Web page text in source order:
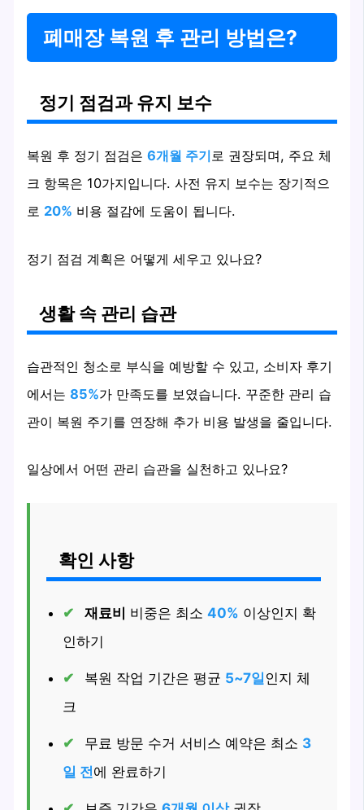
폐매장 복원 후 관리 방법은?
정기 점검과 유지 보수
복원 후 정기 점검은6개월 주기로 권장되며, 주요 체
크 항목은 10가지입니다. 사전 유지 보수는 장기적으
로 20% 비용 절감에 도움이 됩니다.
정기 점검 계획은 어떻게 세우고 있나요?
생활 속 관리 습관
습관적인 청소로 부식을 예방할 수 있고, 소비자 후기
에서는85%가 만족도를 보였습니다. 꾸준한 관리 습
관이 복원 주기를 연장해 추가 비용 발생을 줄입니다.
일상에서 어떤 관리 습관을 실천하고 있나요?
확인 사항
재료비 비중은 최소40% 이상인지 확
인하기
복원 작업 기간은 평균 5~7일 인지 체
크
무료 방문 수거 서비스 예약은 최소 3
일 전에 완료하기